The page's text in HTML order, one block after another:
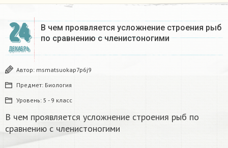
24
ДЕКАБРЬ
В чем проявляется усложнение строения рыб
по сравнению с членистоногими
Автор: msmatsuokap7p6j9
Предмет: Биология
Уровень: 5 - 9 класс
В чем проявляется усложнение строения рыб по
сравнению с членистоногими